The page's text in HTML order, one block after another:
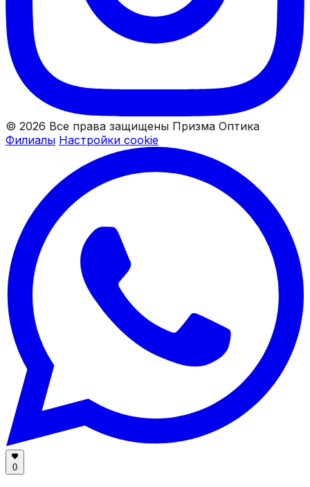
© 2026 Все права защищены Призма Оптика
Филиалы Настройки cookie
0